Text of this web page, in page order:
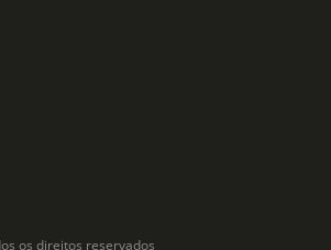
os direitos reservados